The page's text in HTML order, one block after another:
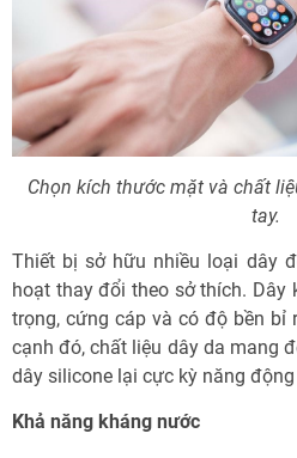
Chọn kích thước mặt và chất
tay.
Thiết bị sở hữu nhiều loại dây
hoạt thay đổi theo sở thích. Dây
trọng, cứng cáp và có độ bền bỉ
cạnh đó, chất liệu dây da mang
dây silicone lại cực kỳ năng
Khả năng kháng nước